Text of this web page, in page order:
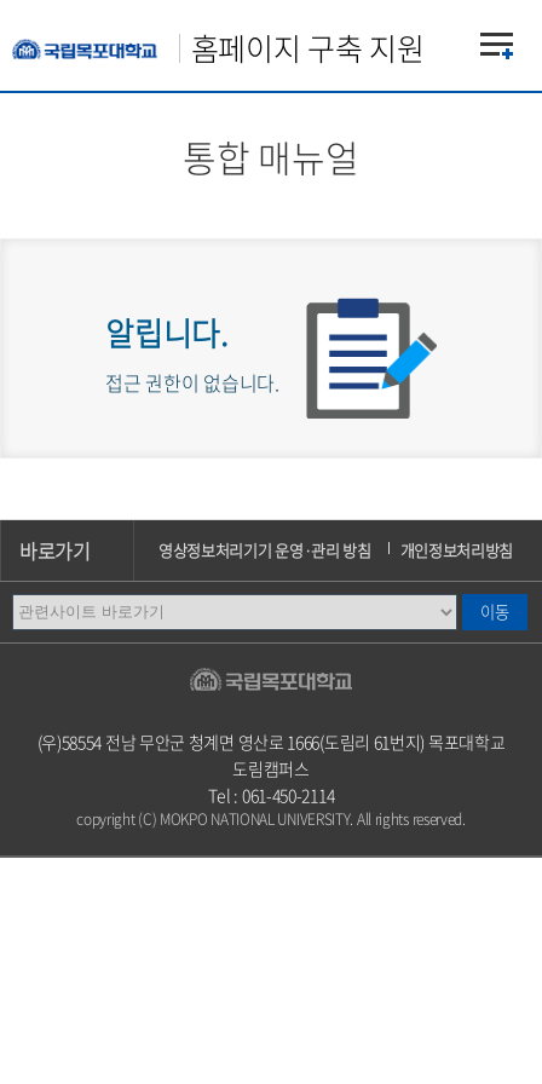
홈페이지 구축 지원
통합 매뉴얼
알립니다.
접근 권한이 없습니다.
바로가기 영상정보처리기기 운영·관리 방침 개인정보처리방침
이메일무단수집거부 캠퍼스안내
(우)58554 전남 무안군 청계면 영산로 1666(도림리 61번지) 목포대학교
도림캠퍼스
Tel : 061-450-2114
copyright (C) MOKPO NATIONAL UNIVERSITY. All rights reserved.